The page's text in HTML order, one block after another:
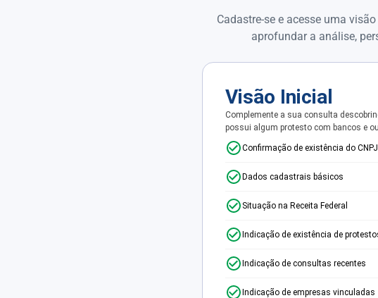
Cadastre-se e acesse uma
aprofundar a análise,
Visão Inicial
Complemente a sua consulta
possui algum protesto com bancos e
Confirmação de existência do CNPJ
Dados cadastrais básicos
Situação na Receita Federal
Indicação de existência de
Indicação de consultas recentes
Indicação de empresas vinculadas